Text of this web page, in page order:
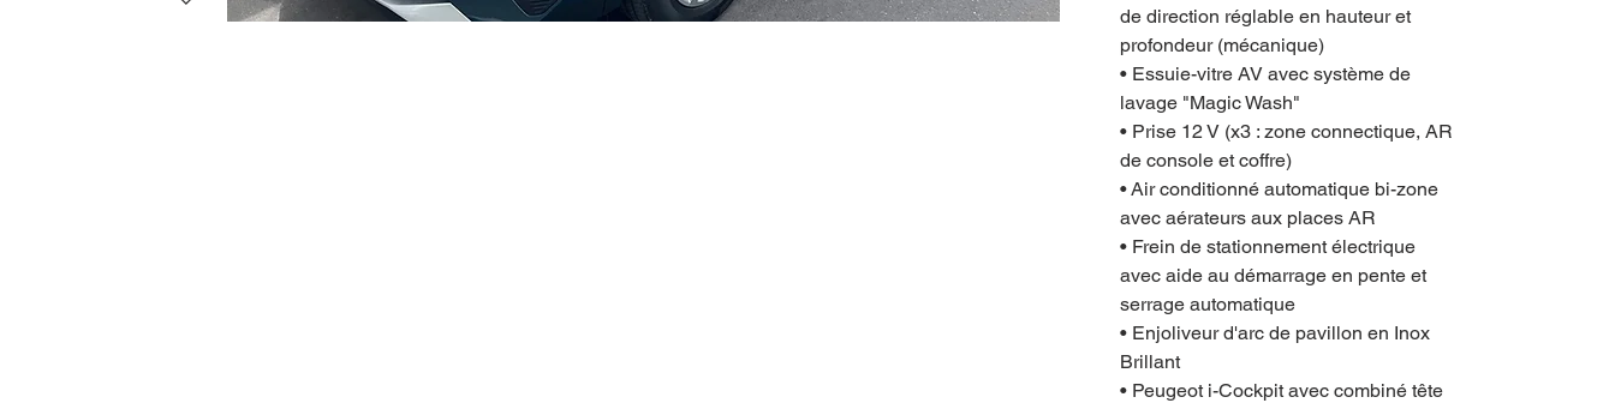
de direction réglable en hauteur et
profondeur (mécanique)
• Essuie-vitre AV avec système de
lavage "Magic Wash"
• Prise 12 V (x3 : zone connectique, AR
de console et coffre)
• Air conditionné automatique bi-zone
avec aérateurs aux places AR
• Frein de stationnement électrique
avec aide au démarrage en pente et
serrage automatique
• Enjoliveur d'arc de pavillon en Inox
Brillant
• Peugeot i-Cockpit avec combiné tête